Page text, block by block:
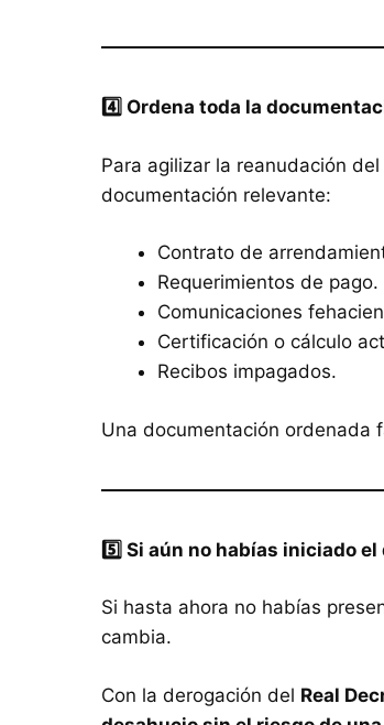
4️ ⃣ Ordena toda la
Para agilizar la reanudación
documentación relevante:
Contrato de
Requerimientos de pago.
Comunicaciones
Certificación o cálculo
Recibos impagados.
Una documentación ordenada
5️ ⃣ Si aún no habías iniciado
Si hasta ahora no habías
cambia.
Con la derogación del Real